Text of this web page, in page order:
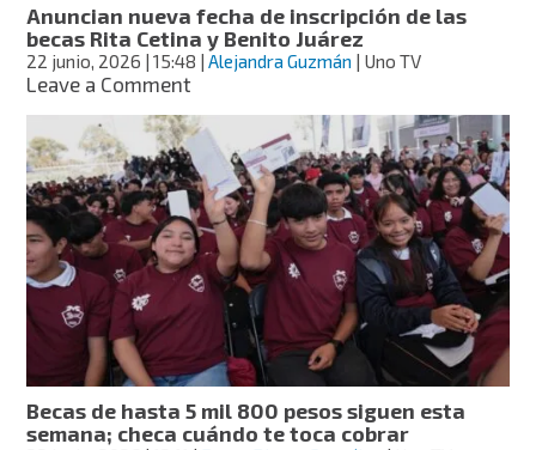
Anuncian nueva fecha de inscripción de las
becas Rita Cetina y Benito Juárez
22 junio, 2026 | 15:48 |Alejandra Guzmán | Uno TV
Leave a Commenton
nueva
fecha
de
inscripción
de
las
becas
Rita
Cetina
Benito
Juárez
Becas de hasta 5 mil 800 pesos siguen esta
semana; checa cuándo te toca cobrar